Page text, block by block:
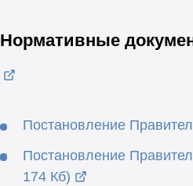
Нормативные
Постановление
Постановление
174 Кб)